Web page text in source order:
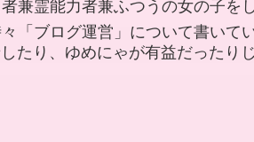
兼霊能力者兼ふつうの女の子を
「ブログ運営」について書いてい
たり、ゆめにゃが有益だったり